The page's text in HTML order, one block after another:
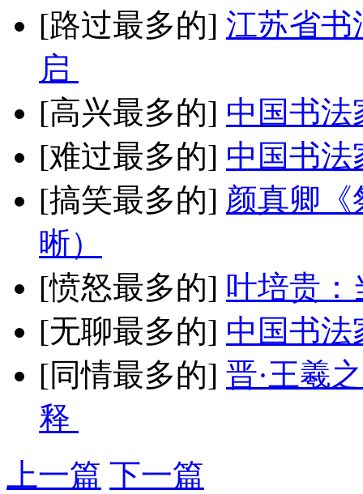
[路过最多的] 江苏省书
启
[高兴最多的] 中国书法
[难过最多的] 中国书法
[搞笑最多的] 颜真卿《
晰）
[愤怒最多的] 叶培贵：
[无聊最多的] 中国书法
[同情最多的] 晋·王羲
释
上一篇 下一篇